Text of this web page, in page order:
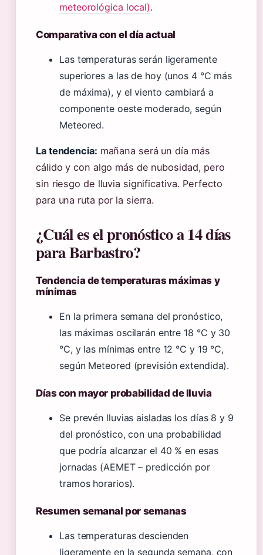
meteorológica local).
Comparativa con el día actual
Las temperaturas serán ligeramente
superiores a las de hoy (unos 4 °C más
de máxima), y el viento cambiará a
componente oeste moderado, según
Meteored.
La tendencia: mañana será un día más
cálido y con algo más de nubosidad, pero
sin riesgo de lluvia significativa. Perfecto
para una ruta por la sierra.
¿Cuál es el pronóstico a 14 días
para Barbastro?
Tendencia de temperaturas máximas y
mínimas
En la primera semana del pronóstico,
las máximas oscilarán entre 18 °C y 30
°C, y las mínimas entre 12 °C y 19 °C,
según Meteored (previsión extendida).
Días con mayor probabilidad de lluvia
Se prevén lluvias aisladas los días 8 y 9
del pronóstico, con una probabilidad
que podría alcanzar el 40 % en esas
jornadas (AEMET – predicción por
tramos horarios).
Resumen semanal por semanas
Las temperaturas descienden
ligeramente en la segunda semana, con